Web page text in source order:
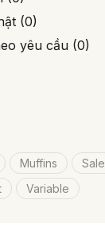
(0)
yêu cầu (0)
Muffins Sale
Variable